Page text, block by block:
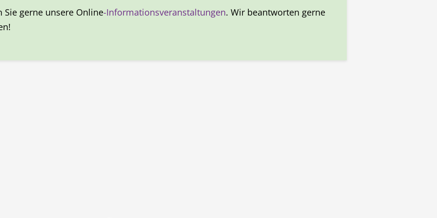
Sie gerne unsere Online-Informationsveranstaltungen. Wir beantworten gerne